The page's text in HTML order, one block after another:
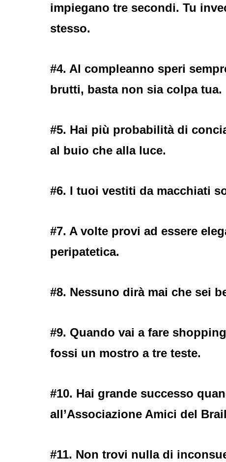
impiegano tre secondi. Tu
stesso.
#4. Al compleanno speri
brutti, basta non sia colpa tua.
#5. Hai più probabilità di
al buio che alla luce.
#6. I tuoi vestiti da macchiati
#7. A volte provi ad essere
peripatetica.
#8. Nessuno dirà mai che sei
#9. Quando vai a fare
fossi un mostro a tre teste.
#10. Hai grande successo
all’Associazione Amici del
#11. Non trovi nulla di